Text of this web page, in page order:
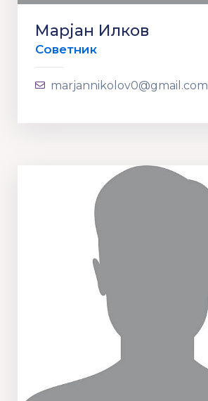
Марјан Илков
Советник
marjannikolov0@gmail.com